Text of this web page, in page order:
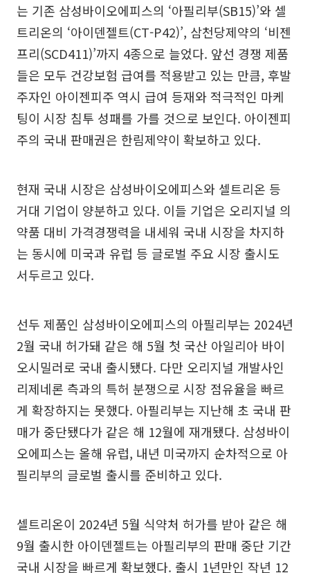
는 기존 삼성바이오에피스의 ‘아필리부(SB15)’와 셀
트리온의 ‘아이덴젤트(CT-P42)’, 삼천당제약의 ‘비젠
프리(SCD411)’까지 4종으로 늘었다. 앞선 경쟁 제품
들은 모두 건강보험 급여를 적용받고 있는 만큼, 후발
주자인 아이젠피주 역시 급여 등재와 적극적인 마케
팅이 시장 침투 성패를 가를 것으로 보인다. 아이젠피
주의 국내 판매권은 한림제약이 확보하고 있다.
현재 국내 시장은 삼성바이오에피스와 셀트리온 등
거대 기업이 양분하고 있다. 이들 기업은 오리지널 의
약품 대비 가격경쟁력을 내세워 국내 시장을 차지하
는 동시에 미국과 유럽 등 글로벌 주요 시장 출시도
서두르고 있다.
선두 제품인 삼성바이오에피스의 아필리부는 2024년
2월 국내 허가돼 같은 해 5월 첫 국산 아일리아 바이
오시밀러로 국내 출시됐다. 다만 오리지널 개발사인
리제네론 측과의 특허 분쟁으로 시장 점유율을 빠르
게 확장하지는 못했다. 아필리부는 지난해 초 국내 판
매가 중단됐다가 같은 해 12월에 재개됐다. 삼성바이
오에피스는 올해 유럽, 내년 미국까지 순차적으로 아
필리부의 글로벌 출시를 준비하고 있다.
셀트리온이 2024년 5월 식약처 허가를 받아 같은 해
9월 출시한 아이덴젤트는 아필리부의 판매 중단 기간
국내 시장을 빠르게 확보했다. 출시 1년만인 작년 12